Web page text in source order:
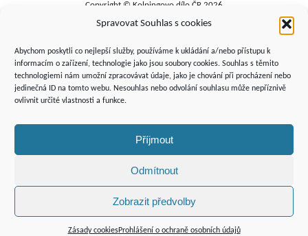
Spravovat Souhlas s cookies
Abychom poskytli co nejlepší služby, používáme k ukládání a/nebo přístupu k
informacím o zařízení, technologie jako jsou soubory cookies. Souhlas s těmito
technologiemi nám umožní zpracovávat údaje, jako je chování při procházení nebo
jedinečná ID na tomto webu. Nesouhlas nebo odvolání souhlasu může nepříznivě
ovlivnit určité vlastnosti a funkce.
Příjmout
Odmítnout
Zobrazit předvolby
Zásady cookiesProhlášení o ochraně osobních údajů
Copyright © Kolpingovo dílo ČR 2026
Studentská 4
budova polikliniky, 4. patro
Žďár nad Sázavou, 591 01
+420 566 690 135
srdicko@kolping.cz